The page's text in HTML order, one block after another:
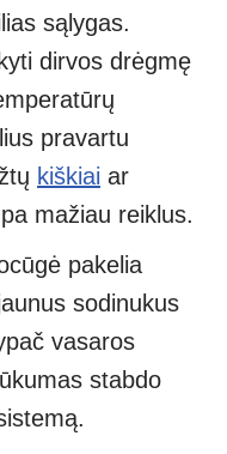
sąlygas.
dirvos drėgmę
pravartu
kiškiai ar
mažiau reiklus.
pakelia
sodinukus
vasaros
stabdo